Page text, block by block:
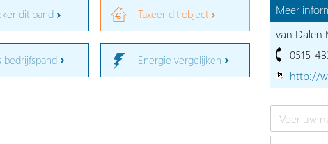
dit pand Taxeer dit object
bedrijfspand Energie vergelijken
Meer
van Dalen
0515-
http://